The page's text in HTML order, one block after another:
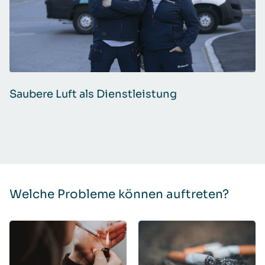
Saubere Luft als Dienstleistung
Welche Probleme können auftreten?